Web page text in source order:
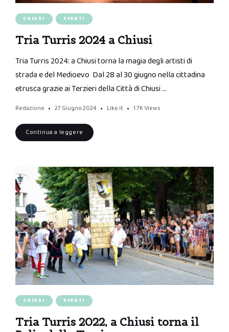
CHIUSI EVENTI
Tria Turris 2024 a Chiusi
Tria Turris 2024: a Chiusi torna la magia degli artisti di
strada e del Medioevo Dal 28 al 30 giugno nella cittadina
etrusca grazie ai Terzieri della Città di Chiusi …
Redazione 27 Giugno 2024 Like it 1.7K Views
Continua a leggere
CHIUSI EVENTI
Tria Turris 2022, a Chiusi torna il